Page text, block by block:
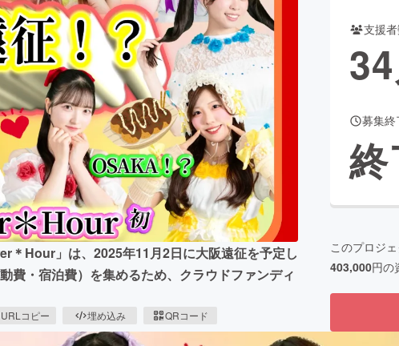
チャレンジ ビューティー・ヘルス
CAMPFIRE for Social GoodCAMPFIRE Creation
CAMPFIREふるさと納税machi-yaコミュニティ
＊Hour」は、2025年11月2日に大阪遠征を予定し
費・宿泊費）を集めるため、クラウドファンディ
URLコピー 埋め込み QRコード
支援
34
募集終
終
このプロジェ
403,000円の